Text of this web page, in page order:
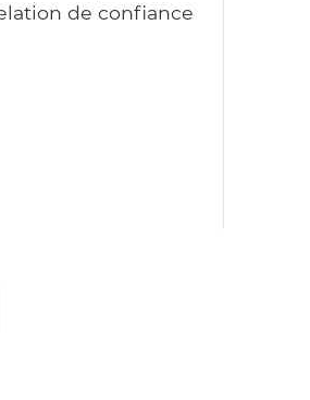
de confiance